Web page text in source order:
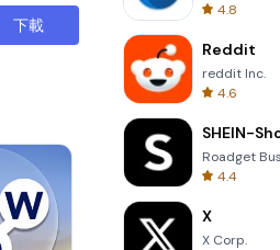
下載
4.8
Reddit
reddit Inc.
4.6
SHEIN-
Roadget
4.4
X
X Corp.